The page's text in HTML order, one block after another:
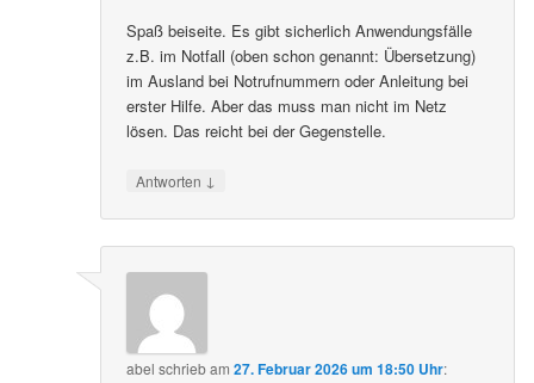
Spaß beiseite. Es gibt sicherlich Anwendungsfälle
z.B. im Notfall (oben schon genannt: Übersetzung)
im Ausland bei Notrufnummern oder Anleitung bei
erster Hilfe. Aber das muss man nicht im Netz
lösen. Das reicht bei der Gegenstelle.
Antworten ↓
abel schriebam27. Februar 2026 um 18:50 Uhr: